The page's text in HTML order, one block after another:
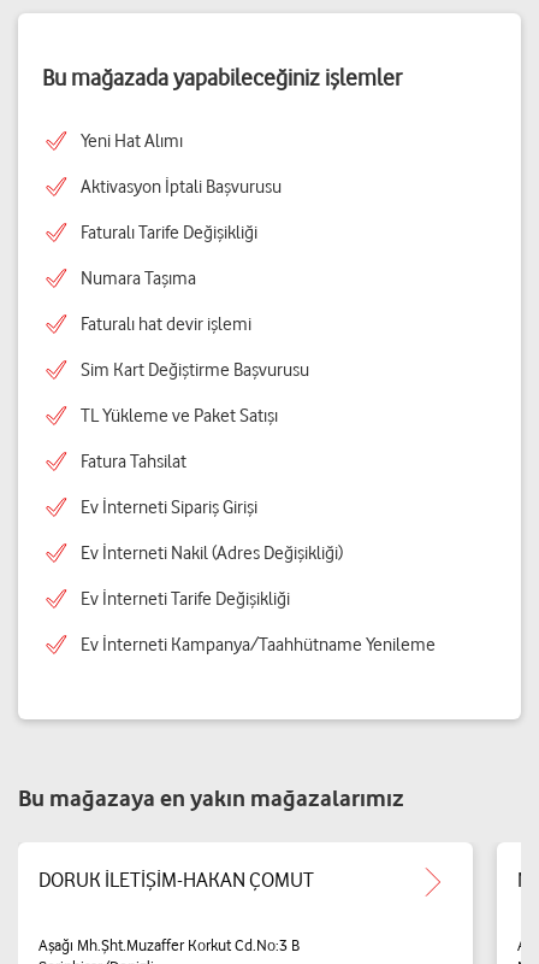
Bu mağazada yapabileceğiniz işlemler
Yeni Hat Alımı
Aktivasyon İptali Başvurusu
Faturalı Tarife Değişikliği
Numara Taşıma
Faturalı hat devir işlemi
Sim Kart Değiştirme Başvurusu
TL Yükleme ve Paket Satışı
Fatura Tahsilat
Ev İnterneti Sipariş Girişi
Ev İnterneti Nakil (Adres Değişikliği)
Ev İnterneti Tarife Değişikliği
Ev İnterneti Kampanya/Taahhütname Yenileme
Bu mağazaya en yakın mağazalarımız
DORUK İLETİŞİM-HAKAN ÇOMUT
Aşağı Mh.Şht.Muzaffer Korkut Cd.No:3 B